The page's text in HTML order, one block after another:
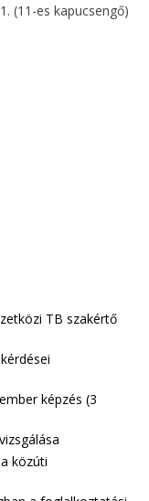
(11-es kapucsengő)
TB szakértő
képzés (3
közúti